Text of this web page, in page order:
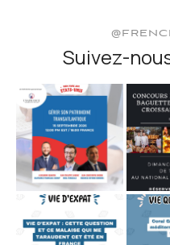
Suivez-